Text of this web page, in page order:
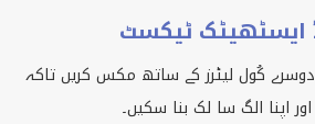
ٹیکسٹ
دوسرے کُول لیٹرز کے ساتھ مکس کریں تاکہ
اپنا الگ سا لک بنا سکیں۔